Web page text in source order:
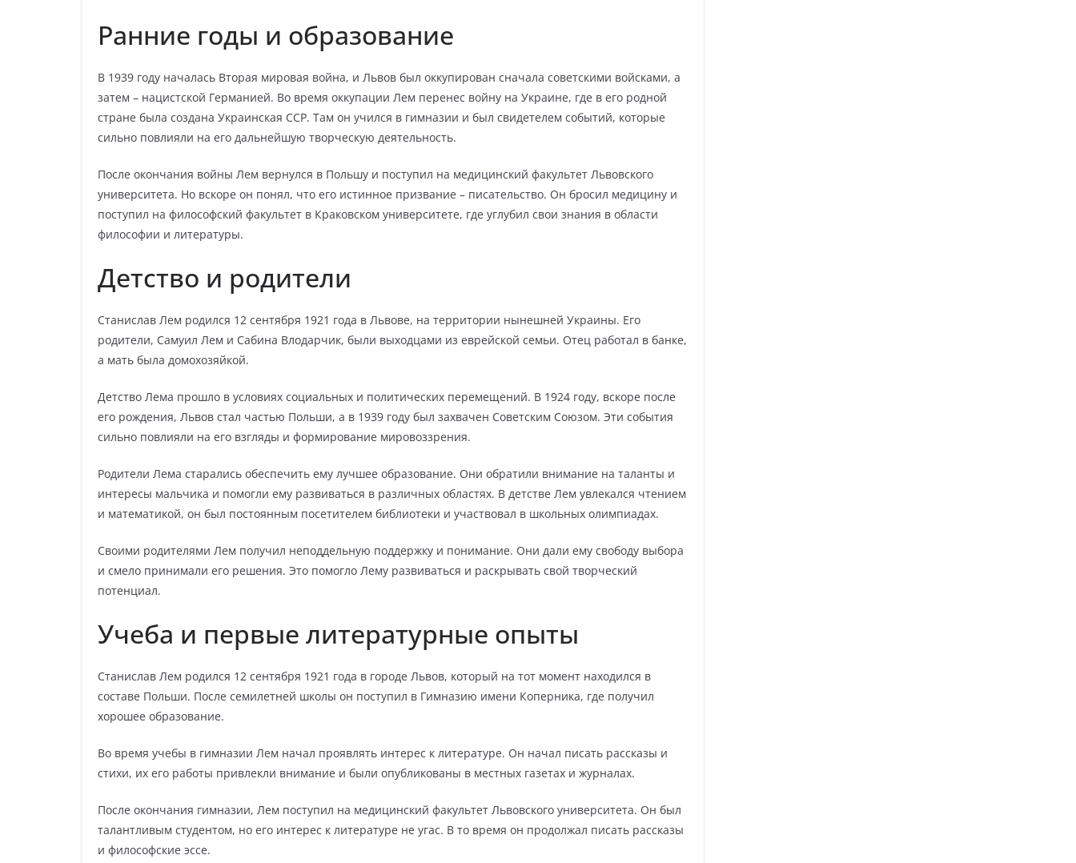
Ранние годы и образование
В 1939 году началась Вторая мировая война, и Львов был оккупирован сначала советскими войсками, а
затем – нацистской Германией. Во время оккупации Лем перенес войну на Украине, где в его родной
стране была создана Украинская ССР. Там он учился в гимназии и был свидетелем событий, которые
сильно повлияли на его дальнейшую творческую деятельность.
После окончания войны Лем вернулся в Польшу и поступил на медицинский факультет Львовского
университета. Но вскоре он понял, что его истинное призвание – писательство. Он бросил медицину и
поступил на философский факультет в Краковском университете, где углубил свои знания в области
философии и литературы.
Детство и родители
Станислав Лем родился 12 сентября 1921 года в Львове, на территории нынешней Украины. Его
родители, Самуил Лем и Сабина Влодарчик, были выходцами из еврейской семьи. Отец работал в банке,
а мать была домохозяйкой.
Детство Лема прошло в условиях социальных и политических перемещений. В 1924 году, вскоре после
его рождения, Львов стал частью Польши, а в 1939 году был захвачен Советским Союзом. Эти события
сильно повлияли на его взгляды и формирование мировоззрения.
Родители Лема старались обеспечить ему лучшее образование. Они обратили внимание на таланты и
интересы мальчика и помогли ему развиваться в различных областях. В детстве Лем увлекался чтением
и математикой, он был постоянным посетителем библиотеки и участвовал в школьных олимпиадах.
Своими родителями Лем получил неподдельную поддержку и понимание. Они дали ему свободу выбора
и смело принимали его решения. Это помогло Лему развиваться и раскрывать свой творческий
потенциал.
Учеба и первые литературные опыты
Станислав Лем родился 12 сентября 1921 года в городе Львов, который на тот момент находился в
составе Польши. После семилетней школы он поступил в Гимназию имени Коперника, где получил
хорошее образование.
Во время учебы в гимназии Лем начал проявлять интерес к литературе. Он начал писать рассказы и
стихи, их его работы привлекли внимание и были опубликованы в местных газетах и журналах.
После окончания гимназии, Лем поступил на медицинский факультет Львовского университета. Он был
талантливым студентом, но его интерес к литературе не угас. В то время он продолжал писать рассказы
и философские эссе.